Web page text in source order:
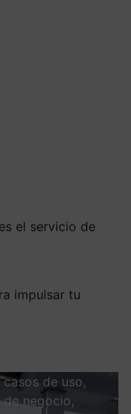
el servicio de
impulsar tu
de uso,
negocio,